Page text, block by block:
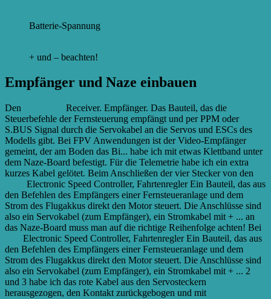
Batterie-Spannung
+ und – beachten!
Empfänger und Naze einbauen
Den
Receiver. Empfänger. Das Bauteil, das die
Steuerbefehle der Fernsteuerung empfängt und per PPM oder
S.BUS Signal durch die Servokabel an die Servos und ESCs des
Modells gibt. Bei FPV Anwendungen ist der Video-Empfänger
gemeint, der am Boden das Bi... habe ich mit etwas Klettband unter
dem Naze-Board befestigt. Für die Telemetrie habe ich ein extra
kurzes Kabel gelötet. Beim Anschließen der vier Stecker von den
Electronic Speed Controller, Fahrtenregler Ein Bauteil, das aus
den Befehlen des Empfängers einer Fernsteueranlage und dem
Strom des Flugakkus direkt den Motor steuert. Die Anschlüsse sind
also ein Servokabel (zum Empfänger), ein Stromkabel mit + ... an
das Naze-Board muss man auf die richtige Reihenfolge achten! Bei
Electronic Speed Controller, Fahrtenregler Ein Bauteil, das aus
den Befehlen des Empfängers einer Fernsteueranlage und dem
Strom des Flugakkus direkt den Motor steuert. Die Anschlüsse sind
also ein Servokabel (zum Empfänger), ein Stromkabel mit + ... 2
und 3 habe ich das rote Kabel aus den Servosteckern
herausgezogen, den Kontakt zurückgebogen und mit